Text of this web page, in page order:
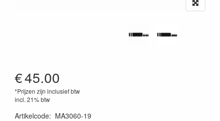
€45.00
*Prijzen zijn inclusief btw
incl. 21% btw
Artikelcode: MA3060-19